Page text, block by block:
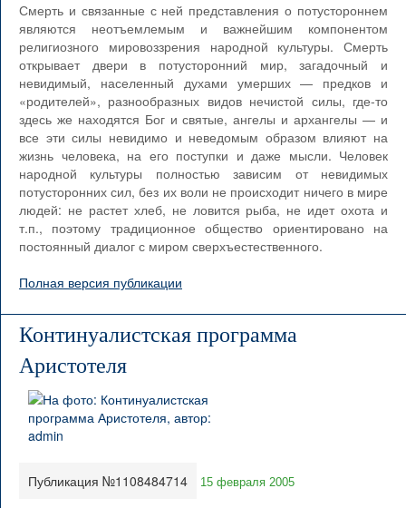
Смерть и связанные с ней представления о потустороннем
являются неотъемлемым и важнейшим компонентом
религиозного мировоззрения народной культуры. Смерть
открывает двери в потусторонний мир, загадочный и
невидимый, населенный духами умерших — предков и
«родителей», разнообразных видов нечистой силы, где-то
здесь же находятся Бог и святые, ангелы и архангелы — и
все эти силы невидимо и неведомым образом влияют на
жизнь человека, на его поступки и даже мысли. Человек
народной культуры полностью зависим от невидимых
потусторонних сил, без их воли не происходит ничего в мире
людей: не растет хлеб, не ловится рыба, не идет охота и
т.п., поэтому традиционное общество ориентировано на
постоянный диалог с миром сверхъестественного.
Полная версия публикации
Континуалистская программа
Аристотеля
Публикация №1108484714 15 февраля 2005